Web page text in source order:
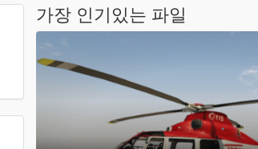
가장 인기있는 파일